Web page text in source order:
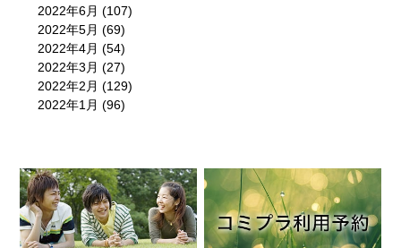
2022年6月 (107)
2022年5月 (69)
2022年4月 (54)
2022年3月 (27)
2022年2月 (129)
2022年1月 (96)